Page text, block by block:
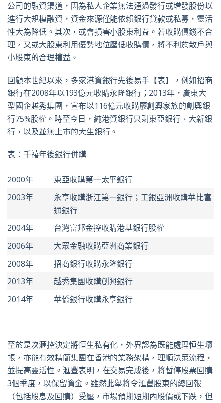
公司的融資渠道，因為私人企業無法通過發行或增發股份以
進行大規模融資，資金來源僅能依賴銀行貸款或私募，靈活
性大為降低。其次，或會損害小股東利益。若收購價錢不合
理，又或大股東利用優勢地位壓低收購價，將不利於散戶與
小股東的合理權益。
回顧本世紀以來，多家港資銀行先後易手【表】，例如招商
銀行在2008年以193億元收購永隆銀行；2013年，廣東大
型國企越秀集團，宣布以116億元收購廖創興家族的創興銀
行75%股權。時至今日，純港資銀行只剩東亞銀行、大新銀
行，以及並無上市的大生銀行。
表：千禧年後銀行併購
2000年
東亞收購第一太平銀行
2003年
永亨收購浙江第一銀行；工銀亞洲收購華比富
通銀行
2004年
台灣富邦金控收購港基銀行股權
2006年
大眾金融收購亞洲商業銀行
2008年
招商銀行收購永隆銀行
2013年
越秀集團收購創興銀行
2014年
華僑銀行收購永亨銀行
至於是次滙控決定將恒生私有化，外界認為既能處理恒生壞
帳，亦能有效精簡集團在香港的業務架構，理順決策流程，
並提高靈活性。滙豐表明，在交易完成後，將暫停股票回購
3個季度，以保留資金。雖然此舉將令滙豐股東的總回報
（包括股息及回購）受壓，市場預期短期內股價或下跌，但